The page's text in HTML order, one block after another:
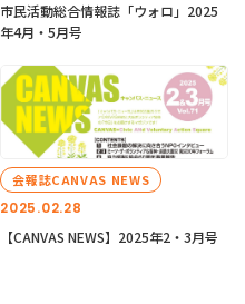
市民活動総合情報誌「ウォロ」2025
年4月・5月号
2025.02.28
会報誌CANVAS NEWS
【CANVAS NEWS】2025年2・3月号